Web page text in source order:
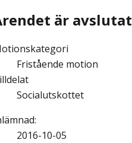
är avslutat
Fristående motion
Socialutskottet
:
2016-10-05